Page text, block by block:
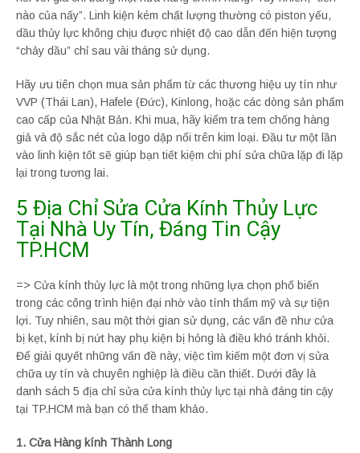
nào của nấy”. Linh kiện kém chất lượng thường có piston yếu,
dầu thủy lực không chịu được nhiệt độ cao dẫn đến hiện tượng
“chảy dầu” chỉ sau vài tháng sử dụng.
Hãy ưu tiên chọn mua sản phẩm từ các thương hiệu uy tín như
VVP (Thái Lan), Hafele (Đức), Kinlong, hoặc các dòng sản phẩm
cao cấp của Nhật Bản. Khi mua, hãy kiểm tra tem chống hàng
giả và độ sắc nét của logo dập nổi trên kim loại. Đầu tư một lần
vào linh kiện tốt sẽ giúp bạn tiết kiệm chi phí sửa chữa lặp đi lặp
lại trong tương lai.
5 Địa Chỉ Sửa Cửa Kính Thủy Lực
Tại Nhà Uy Tín, Đáng Tin Cậy
TP.HCM
=> Cửa kính thủy lực là một trong những lựa chọn phổ biến
trong các công trình hiện đại nhờ vào tính thẩm mỹ và sự tiện
lợi. Tuy nhiên, sau một thời gian sử dụng, các vấn đề như cửa
bị kẹt, kính bị nứt hay phụ kiện bị hỏng là điều khó tránh khỏi.
Để giải quyết những vấn đề này, việc tìm kiếm một đơn vị sửa
chữa uy tín và chuyên nghiệp là điều cần thiết. Dưới đây là
danh sách 5 địa chỉ sửa cửa kính thủy lực tại nhà đáng tin cậy
tại TP.HCM mà bạn có thể tham khảo.
1. Cửa Hàng kính Thành Long